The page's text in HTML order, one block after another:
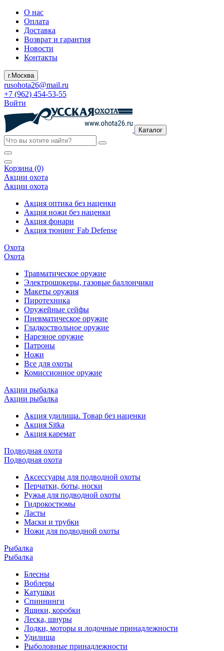
О нас
Оплата
Доставка
Возврат и гарантия
Новости
Контакты
г.Москва
rusohota26@mail.ru
+7 (962) 454-53-55
Войти
Каталог
Корзина (0)
Акции охота
Акции охота
Акция оптика без наценки
Акция ножи без наценки
Акция фонари
Акция тюнинг Fab Defense
Охота
Охота
Травматическое оружие
Электрошокеры, газовые баллончики
Макеты оружия
Пиротехника
Оружейные сейфы
Пневматическое оружие
Гладкоствольное оружие
Нарезное оружие
Патроны
Ножи
Все для охоты
Комиссионное оружие
Акции рыбалка
Акции рыбалка
Акция удилища. Товар без наценки
Акция Sitka
Акция каремат
Подводная охота
Подводная охота
Аксессуары для подводной охоты
Перчатки, боты, носки
Ружья для подводной охоты
Гидрокостюмы
Ласты
Маски и трубки
Ножи для подводной охоты
Рыбалка
Рыбалка
Блесны
Воблеры
Катушки
Спиннинги
Ящики, коробки
Леска, шнуры
Лодки, моторы и лодочные принадлежности
Удилища
Рыболовные принадлежности